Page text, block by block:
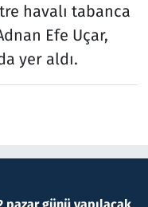
havalı tabanca
Efe Uçar,
yer aldı.